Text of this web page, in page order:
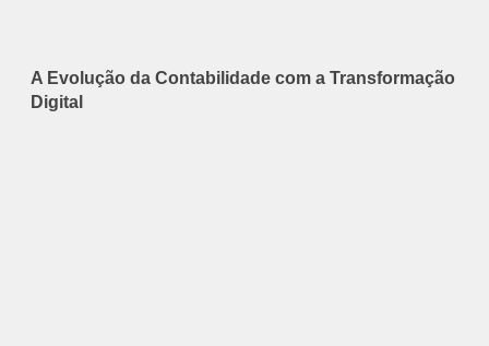
A Evolução da Contabilidade com a Transformação
Digital